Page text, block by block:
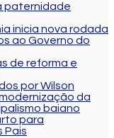
paternidade
inicia nova rodada
ao Governo do
de reforma e
por Wilson
da
baiano
para
Pais